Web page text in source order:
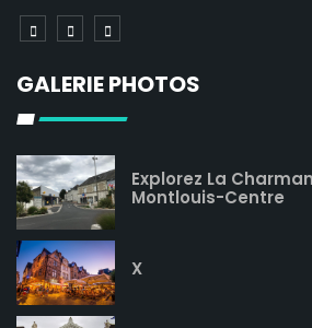
GALERIE PHOTOS
Explorez La
Montlouis-Centre
X